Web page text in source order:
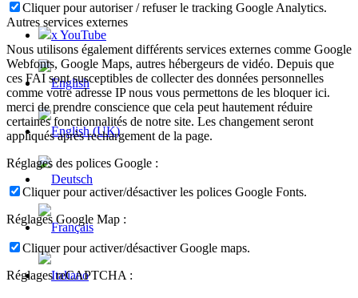
x YouTube
Cliquer pour autoriser / refuser le tracking Google Analytics.
Autres services externes
Nous utilisons également différents services externes comme Google
Webfonts, Google Maps, autres hébergeurs de vidéo. Depuis que
ces FAI sont susceptibles de collecter des données personnelles
comme votre adresse IP nous vous permettons de les bloquer ici.
merci de prendre conscience que cela peut hautement réduire
certaines fonctionnalités de notre site. Les changement seront
appliqués après rechargement de la page.
Réglages des polices Google :
Cliquer pour activer/désactiver les polices Google Fonts.
Réglages Google Map :
Cliquer pour activer/désactiver Google maps.
Réglages reCAPTCHA :